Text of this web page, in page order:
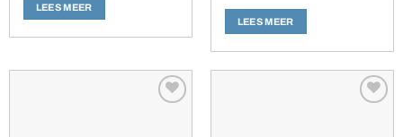
LEES MEER
LEES MEER